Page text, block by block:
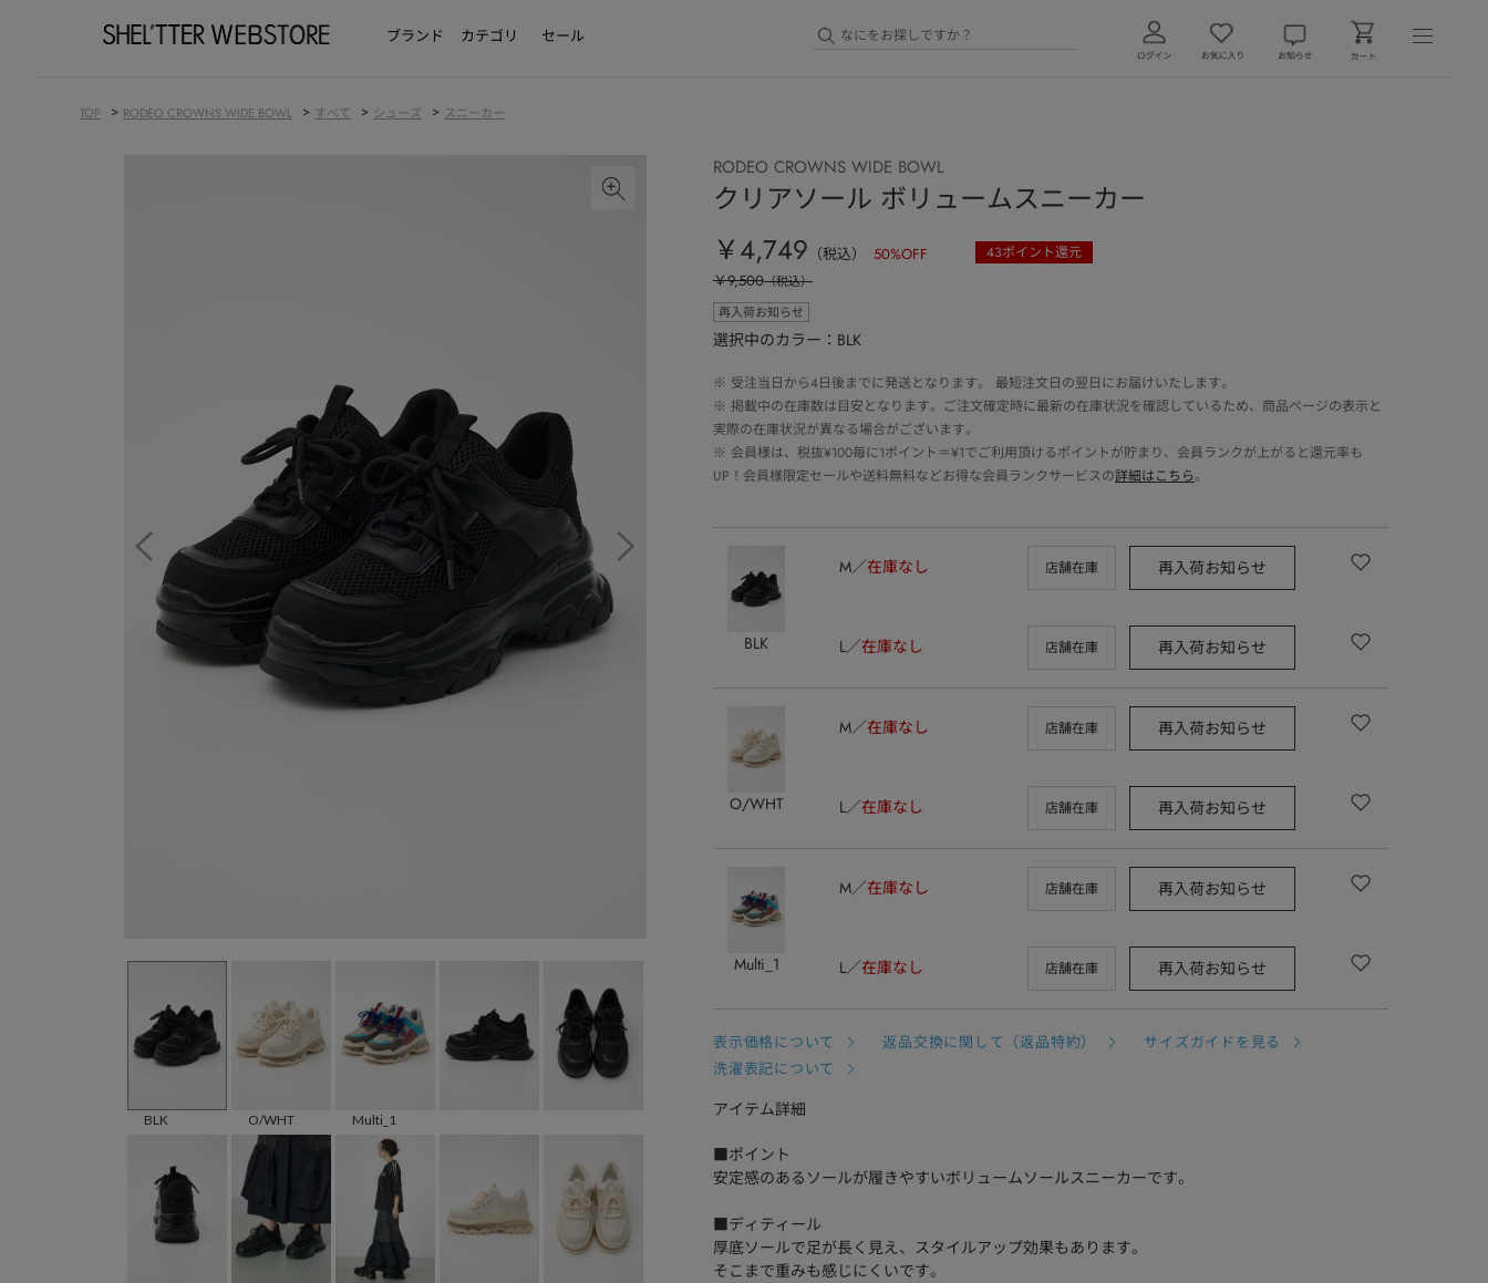
ブランド カテゴリ セール
TOP > RODEO CROWNS WIDE BOWL > すべて > シューズ > スニーカー
BLK O/WHT Multi_1
RODEO CROWNS WIDE BOWL
クリアソール ボリュームスニーカー
￥4,749 （税込） 50%OFF 43ポイント還元
￥9,500（税込）
再入荷お知らせ
選択中のカラー：BLK
※ 受注当日から4日後までに発送となります。 最短注文日の翌日にお届けいたします。
※ 掲載中の在庫数は目安となります。ご注文確定時に最新の在庫状況を確認しているため、商品ページの表示と
実際の在庫状況が異なる場合がございます。
※ 会員様は、税抜¥100毎に1ポイント＝¥1でご利用頂けるポイントが貯まり、会員ランクが上がると還元率も
UP！会員様限定セールや送料無料などお得な会員ランクサービスの詳細はこちら。
BLK
M 在庫なし 店舗在庫 再入荷お知らせ
L 在庫なし 店舗在庫 再入荷お知らせ
O/WHT
M 在庫なし 店舗在庫 再入荷お知らせ
L 在庫なし 店舗在庫 再入荷お知らせ
Multi_1
M 在庫なし 店舗在庫 再入荷お知らせ
L 在庫なし 店舗在庫 再入荷お知らせ
表示価格について 返品交換に関して（返品特約）
サイズガイドを見る
洗濯表記について
アイテム詳細
■ポイント
安定感のあるソールが履きやすいボリュームソールスニーカーです。
■ディティール
厚底ソールで足が長く見え、スタイルアップ効果もあります。
そこまで重みも感じにくいです。